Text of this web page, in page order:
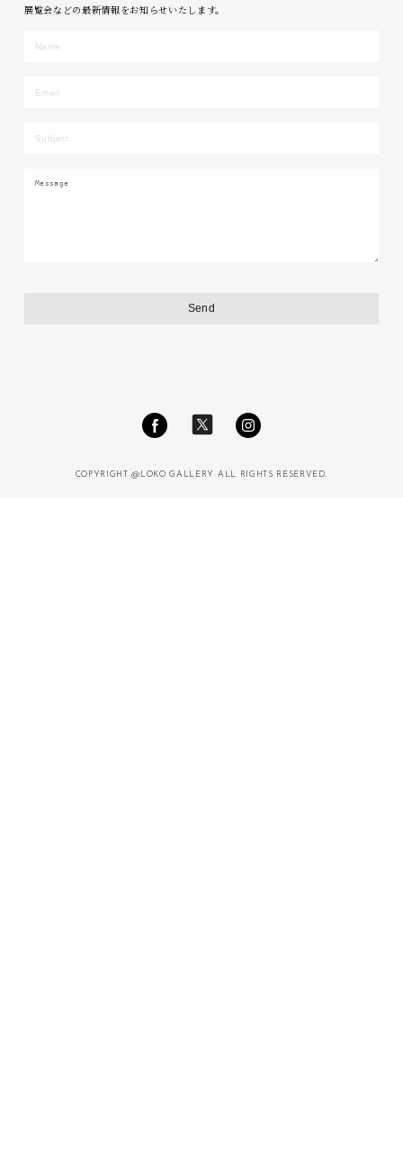
展覧会などの最新情報をお知らせいたします。
COPYRIGHT @LOKO GALLERY ALL RIGHTS RESERVED.